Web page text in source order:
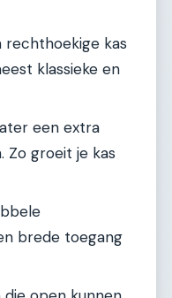
rechthoekige kas
klassieke en
een extra
Zo groeit je kas
brede toegang